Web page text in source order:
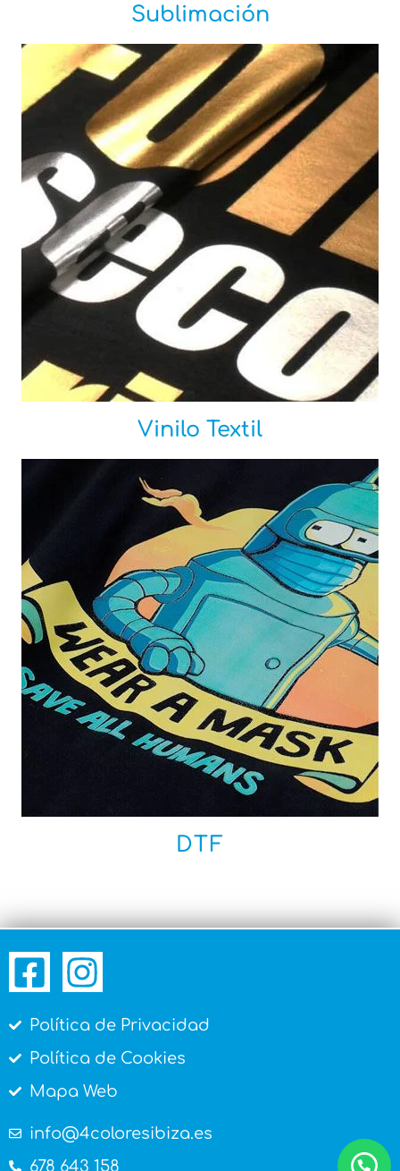
Sublimación
Vinilo Textil
DTF
Política de Privacidad
Política de Cookies
Mapa Web
info@4coloresibiza.es
678 643 158